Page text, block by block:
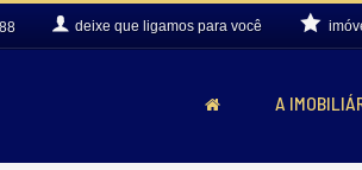
deixe que ligamos para você
A